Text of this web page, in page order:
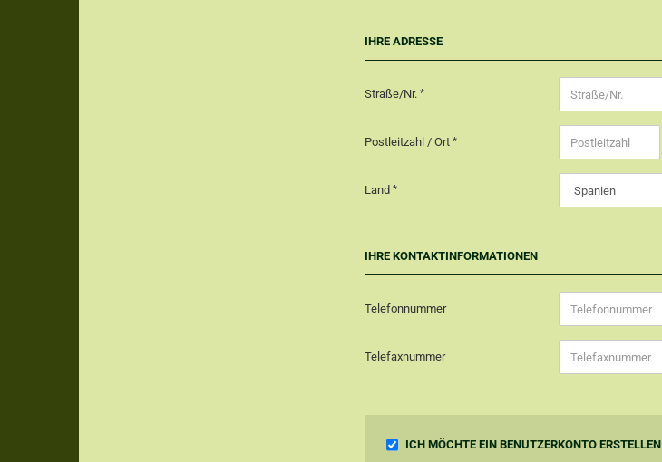
IHRE ADRESSE
Straße/Nr.
Postleitzahl / Ort
Land
IHRE KONTAKTINFORMATIONEN
Telefonnummer
Telefaxnummer
ICH MÖCHTE EIN BENUTZERKONTO ERSTELLEN